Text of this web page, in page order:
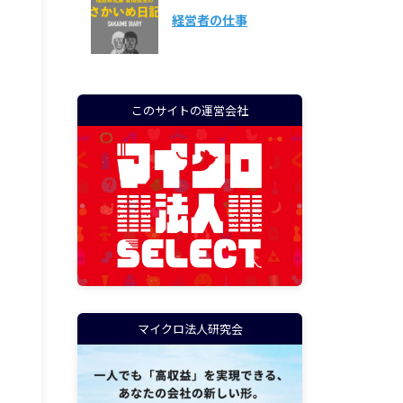
経営者の仕事
このサイトの運営会社
マイクロ法人研究会